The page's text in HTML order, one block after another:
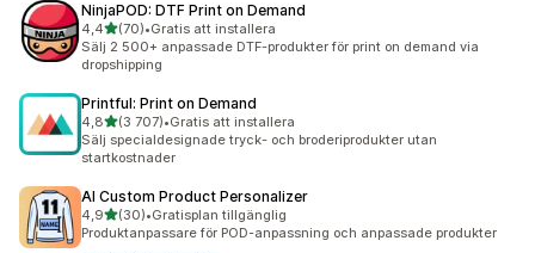
NinjaPOD: DTF Print on Demand
4,4av 5 stjärnor
(70)
70 recensioner totalt
•Gratis att installera
Sälj 2 500+ anpassade DTF-produkter för print on demand via
dropshipping
Printful: Print on Demand
4,8av 5 stjärnor
(3 707)
3707 recensioner totalt
•Gratis att installera
Sälj specialdesignade tryck- och broderiprodukter utan
startkostnader
AI Custom Product Personalizer
4,9av 5 stjärnor
(30)
30 recensioner totalt
•Gratisplan tillgänglig
Produktanpassare för POD-anpassning och anpassade produkter